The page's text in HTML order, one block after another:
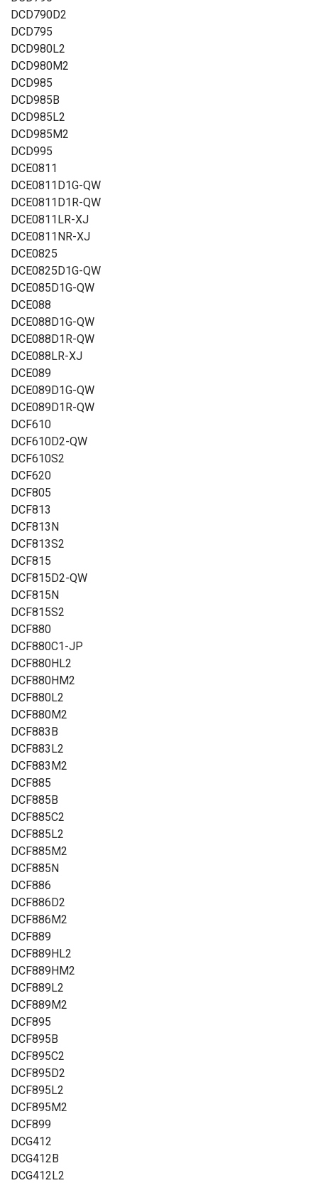
DCD790D2
DCD795
DCD980L2
DCD980M2
DCD985
DCD985B
DCD985L2
DCD985M2
DCD995
DCE0811
DCE0811D1G-QW
DCE0811D1R-QW
DCE0811LR-XJ
DCE0811NR-XJ
DCE0825
DCE0825D1G-QW
DCE085D1G-QW
DCE088
DCE088D1G-QW
DCE088D1R-QW
DCE088LR-XJ
DCE089
DCE089D1G-QW
DCE089D1R-QW
DCF610
DCF610D2-QW
DCF610S2
DCF620
DCF805
DCF813
DCF813N
DCF813S2
DCF815
DCF815D2-QW
DCF815N
DCF815S2
DCF880
DCF880C1-JP
DCF880HL2
DCF880HM2
DCF880L2
DCF880M2
DCF883B
DCF883L2
DCF883M2
DCF885
DCF885B
DCF885C2
DCF885L2
DCF885M2
DCF885N
DCF886
DCF886D2
DCF886M2
DCF889
DCF889HL2
DCF889HM2
DCF889L2
DCF889M2
DCF895
DCF895B
DCF895C2
DCF895D2
DCF895L2
DCF895M2
DCF899
DCG412
DCG412B
DCG412L2